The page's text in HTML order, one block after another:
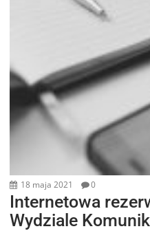
18 maja 2021 0
Internetowa
Wydziale